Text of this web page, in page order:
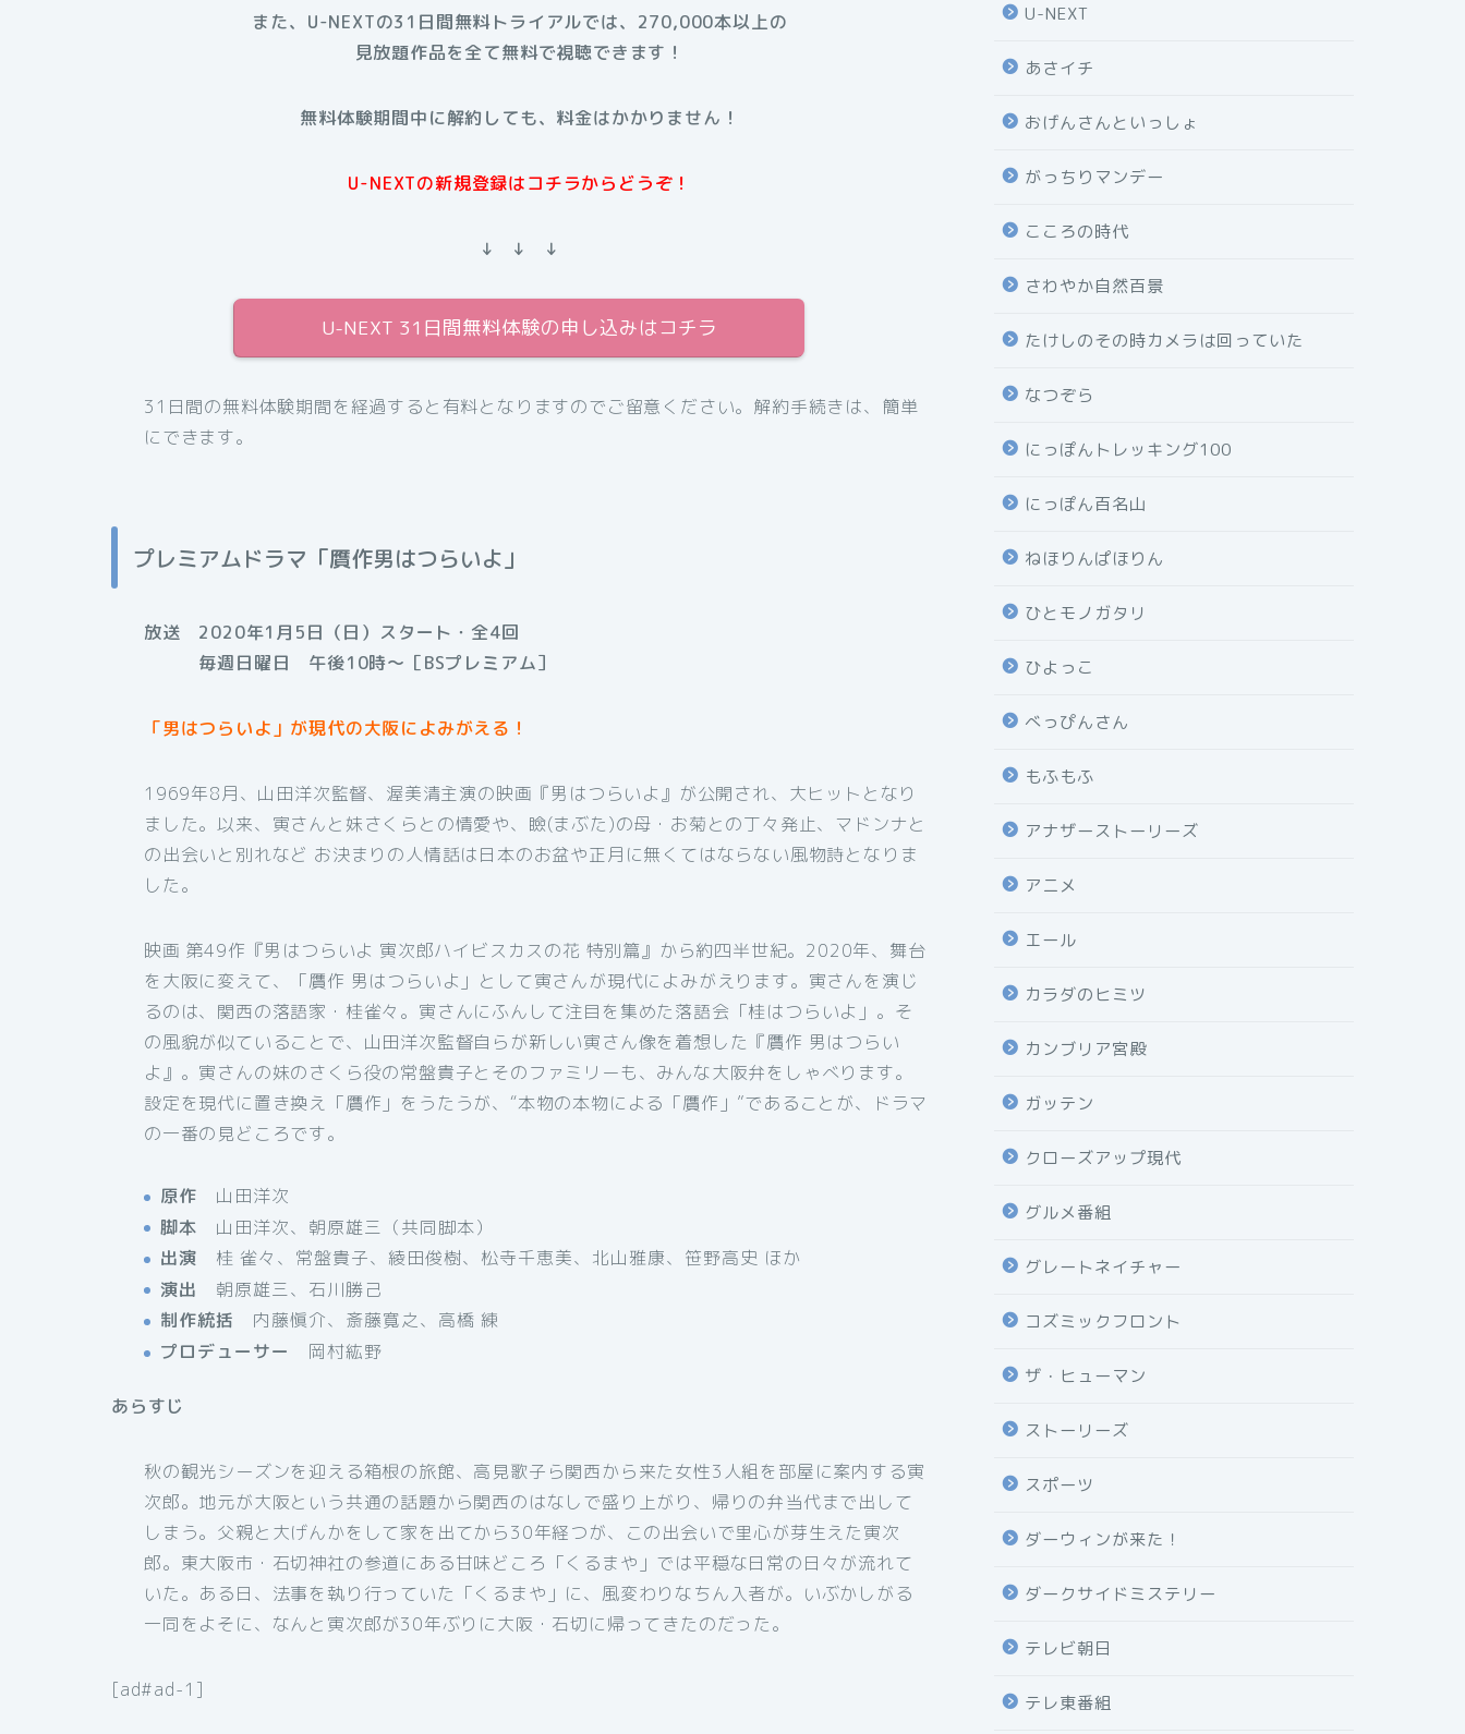
また、U-NEXTの31日間無料トライアルでは、270,000本以上の
見放題作品を全て無料で視聴できます！
無料体験期間中に解約しても、料金はかかりません！
U-NEXTの新規登録はコチラからどうぞ！
↓ ↓ ↓
U-NEXT 31日間無料体験の申し込みはコチラ
31日間の無料体験期間を経過すると有料となりますのでご留意ください。解約手続きは、簡単
にできます。
プレミアムドラマ「贋作男はつらいよ」
放送 2020年1月5日（日）スタート・全4回
毎週日曜日 午後10時〜［BSプレミアム］
「男はつらいよ」が現代の大阪によみがえる！
1969年8月、山田洋次監督、渥美清主演の映画『男はつらいよ』が公開され、大ヒットとなり
ました。以来、寅さんと妹さくらとの情愛や、瞼(まぶた)の母・お菊との丁々発止、マドンナと
の出会いと別れなど お決まりの人情話は日本のお盆や正月に無くてはならない風物詩となりま
した。
映画 第49作『男はつらいよ 寅次郎ハイビスカスの花 特別篇』から約四半世紀。2020年、舞台
を大阪に変えて、「贋作 男はつらいよ」として寅さんが現代によみがえります。寅さんを演じ
るのは、関西の落語家・桂雀々。寅さんにふんして注目を集めた落語会「桂はつらいよ」。そ
の風貌が似ていることで、山田洋次監督自らが新しい寅さん像を着想した『贋作 男はつらい
よ』。寅さんの妹のさくら役の常盤貴子とそのファミリーも、みんな大阪弁をしゃべります。
設定を現代に置き換え「贋作」をうたうが、“本物の本物による「贋作」”であることが、ドラマ
の一番の見どころです。
原作 山田洋次
脚本 山田洋次、朝原雄三（共同脚本）
出演 桂 雀々、常盤貴子、綾田俊樹、松寺千恵美、北山雅康、笹野高史 ほか
演出 朝原雄三、石川勝己
制作統括 内藤愼介、斎藤寛之、高橋 練
プロデューサー
岡村紘野
あらすじ
秋の観光シーズンを迎える箱根の旅館、高見歌子ら関西から来た女性3人組を部屋に案内する寅
次郎。地元が大阪という共通の話題から関西のはなしで盛り上がり、帰りの弁当代まで出して
しまう。父親と大げんかをして家を出てから30年経つが、この出会いで里心が芽生えた寅次
郎。東大阪市・石切神社の参道にある甘味どころ「くるまや」では平穏な日常の日々が流れて
いた。ある日、法事を執り行っていた「くるまや」に、風変わりなちん入者が。いぶかしがる
一同をよそに、なんと寅次郎が30年ぶりに大阪・石切に帰ってきたのだった。
[ad#ad-1]
U-NEXT
あさイチ
おげんさんといっしょ
がっちりマンデー
こころの時代
さわやか自然百景
たけしのその時カメラは回っていた
なつぞら
にっぽんトレッキング100
にっぽん百名山
ねほりんぱほりん
ひとモノガタリ
ひよっこ
べっぴんさん
もふもふ
アナザーストーリーズ
アニメ
エール
カラダのヒミツ
カンブリア宮殿
ガッテン
クローズアップ現代
グルメ番組
グレートネイチャー
コズミックフロント
ザ・ヒューマン
ストーリーズ
スポーツ
ダーウィンが来た！
ダークサイドミステリー
テレビ朝日
テレ東番組